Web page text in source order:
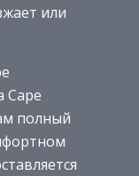
или
Cape
полный